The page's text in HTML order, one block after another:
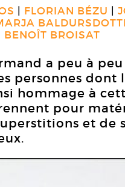
FLORIAN BÉZU
BENOÎT BROISAT
a peu à
personnes
hommage à
pour
et de